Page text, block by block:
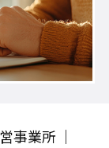
事業所